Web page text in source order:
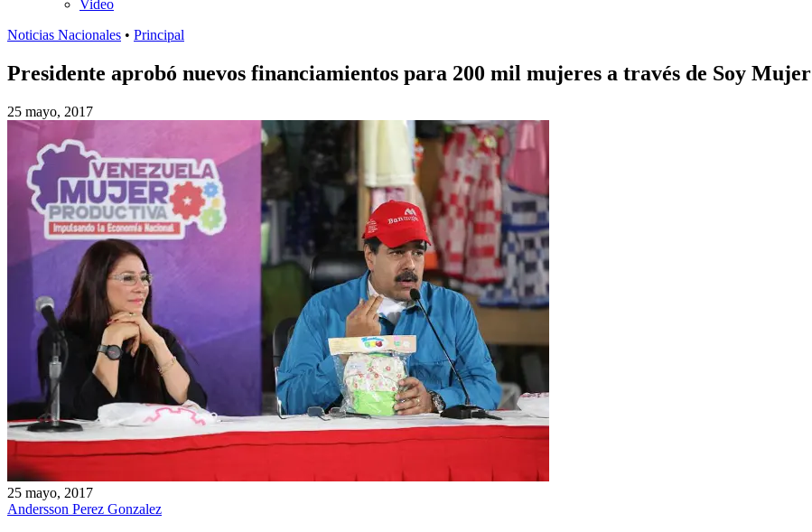
Video
Noticias Nacionales • Principal
Presidente aprobó nuevos financiamientos para 200 mil mujeres a través de Soy Mujer
25 mayo, 2017
25 mayo, 2017
Andersson Perez Gonzalez